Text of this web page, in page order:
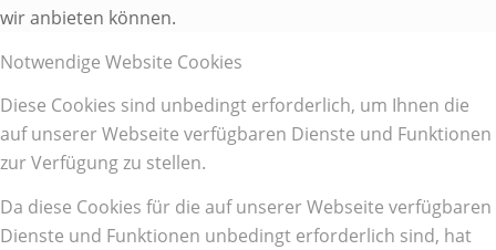
wir anbieten können.
Notwendige Website Cookies
Diese Cookies sind unbedingt erforderlich, um Ihnen die
auf unserer Webseite verfügbaren Dienste und Funktionen
zur Verfügung zu stellen.
Da diese Cookies für die auf unserer Webseite verfügbaren
Dienste und Funktionen unbedingt erforderlich sind, hat